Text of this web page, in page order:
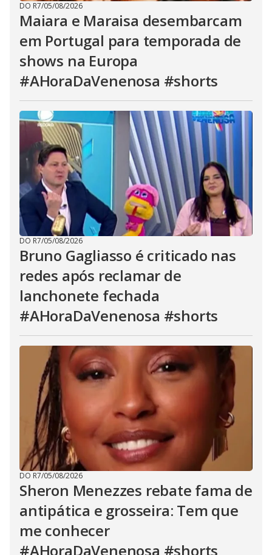
DO R7/05/08/2026
Maiara e Maraisa desembarcam
em Portugal para temporada de
shows na Europa
#AHoraDaVenenosa #shorts
DO R7/05/08/2026
Bruno Gagliasso é criticado nas
redes após reclamar de
lanchonete fechada
#AHoraDaVenenosa #shorts
DO R7/05/08/2026
Sheron Menezzes rebate fama de
antipática e grosseira: Tem que
me conhecer
#AHoraDaVenenosa #shorts